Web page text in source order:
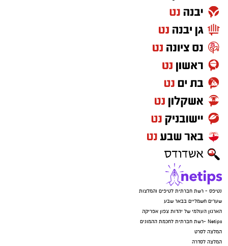
נטיפס - רשת חברתית לטיפים והמלצות
שערים חשמליים בבאר שבע
הארגון העולמי של יהדות צפון אפריקה
Netips -רשת חברתית לחכמת ההמונים
המלצה לסרט
המלצה לסדרה